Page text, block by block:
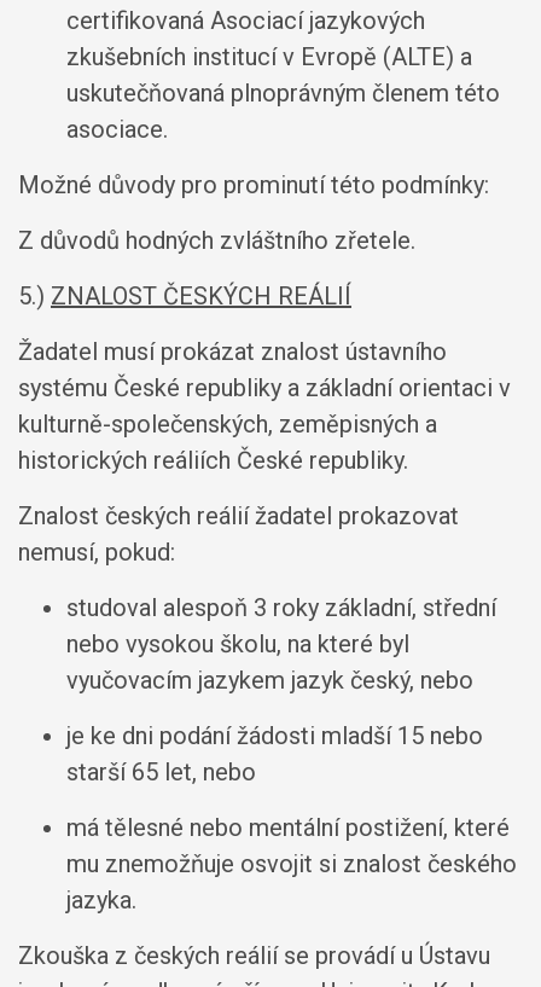
certifikovaná Asociací jazykových
zkušebních institucí v Evropě (ALTE) a
uskutečňovaná plnoprávným členem této
asociace.
Možné důvody pro prominutí této podmínky:
Z důvodů hodných zvláštního zřetele.
5.) ZNALOST ČESKÝCH REÁLIÍ
Žadatel musí prokázat znalost ústavního
systému České republiky a základní orientaci v
kulturně-společenských, zeměpisných a
historických reáliích České republiky.
Znalost českých reálií žadatel prokazovat
nemusí, pokud:
studoval alespoň 3 roky základní, střední
nebo vysokou školu, na které byl
vyučovacím jazykem jazyk český, nebo
je ke dni podání žádosti mladší 15 nebo
starší 65 let, nebo
má tělesné nebo mentální postižení, které
mu znemožňuje osvojit si znalost českého
jazyka.
Zkouška z českých reálií se provádí u Ústavu